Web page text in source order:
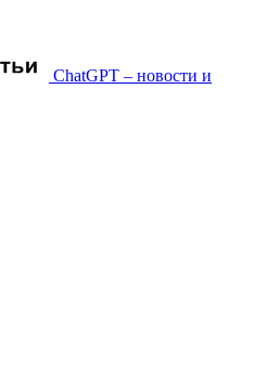
ChatGPT – новости и